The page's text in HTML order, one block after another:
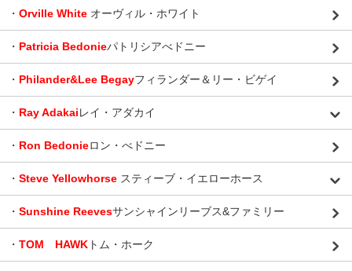
・ Orville White オーヴィル・ホワイト
・ Patricia Bedonieパトリシアべドニー
・ Philander&Lee Begayフィランダー＆リー・ビゲイ
・ Ray Adakaiレイ・アダカイ
・ Ron Bedonieロン・べドニー
・ Steve Yellowhorse スティーブ・イエローホース
・ Sunshine Reevesサンシャインリーブス&ファミリー
・ TOM HAWK トム・ホーク